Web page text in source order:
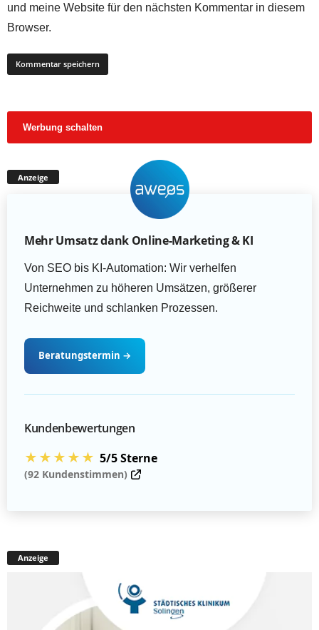
und meine Website für den nächsten Kommentar in diesem
Browser.
Werbung schalten
Anzeige
Mehr Umsatz dank Online-Marketing & KI
Von SEO bis KI-Automation: Wir verhelfen
Unternehmen zu höheren Umsätzen, größerer
Reichweite und schlanken Prozessen.
Beratungstermin →
Kundenbewertungen
★★★★★ 5/5 Sterne
(92 Kundenstimmen)
Anzeige